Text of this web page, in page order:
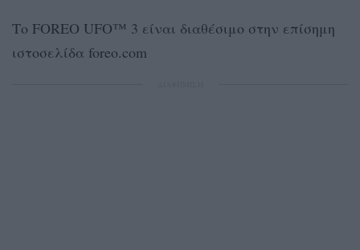
Το FOREO UFO™ 3 είναι διαθέσιμο στην επίσημη
ιστοσελίδα foreo.com